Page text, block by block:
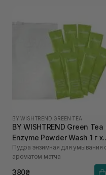
BY WISHTREND GREEN TEA
BY WISHTREND Green Tea
Enzyme Powder Wash 1 г х
10 шт
Пудра энзимная для умывания
ароматом матча
380₴